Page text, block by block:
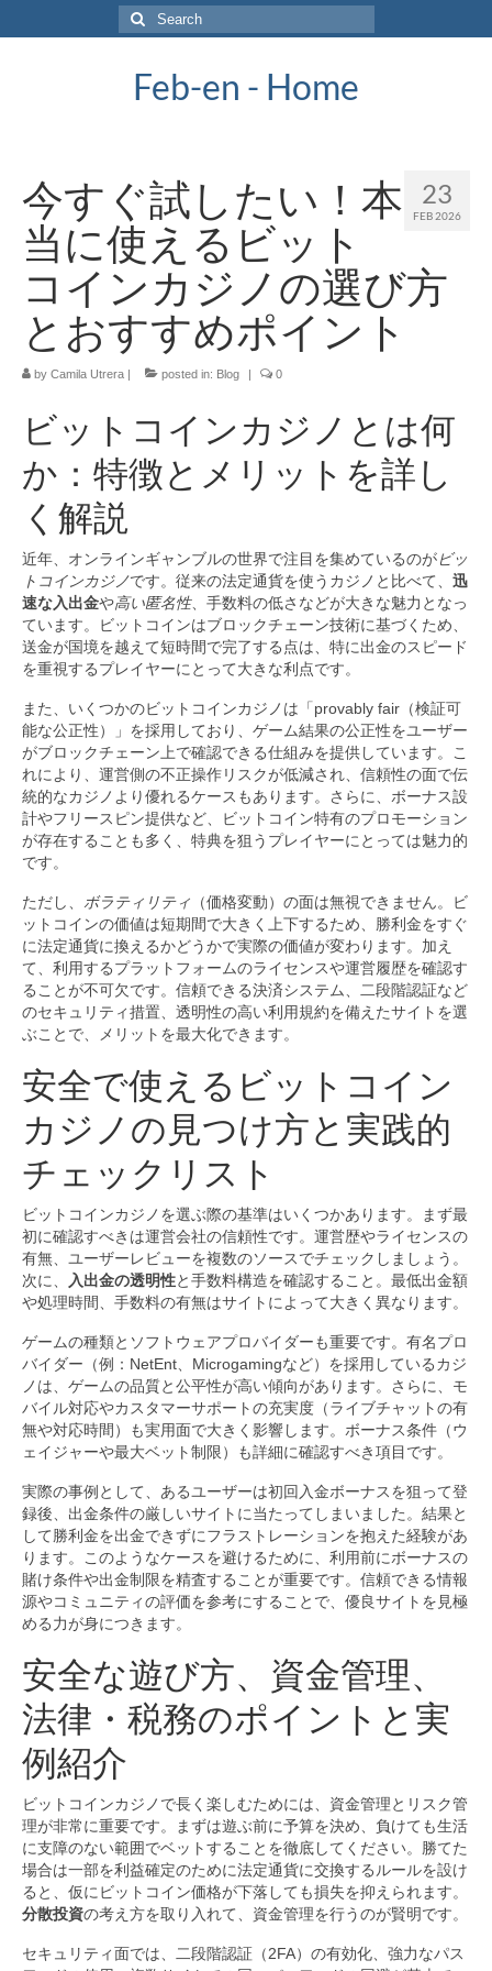
Search
for:
Feb-en - Home
23
FEB 2026
今すぐ試したい！本
当に使えるビット
コインカジノの選び方
とおすすめポイント
by Camila Utrera | posted in: Blog | 0
ビットコインカジノとは何
か：特徴とメリットを詳し
く解説
近年、オンラインギャンブルの世界で注目を集めているのがビッ
トコインカジノです。従来の法定通貨を使うカジノと比べて、 迅
速な入出金や高い匿名性、手数料の低さなどが大きな魅力となっ
ています。ビットコインはブロックチェーン技術に基づくため、
送金が国境を越えて短時間で完了する点は、特に出金のスピード
を重視するプレイヤーにとって大きな利点です。
また、いくつかのビットコインカジノは「provably fair（検証可
能な公正性）」を採用しており、ゲーム結果の公正性をユーザー
がブロックチェーン上で確認できる仕組みを提供しています。こ
れにより、運営側の不正操作リスクが低減され、信頼性の面で伝
統的なカジノより優れるケースもあります。さらに、ボーナス設
計やフリースピン提供など、ビットコイン特有のプロモーション
が存在することも多く、特典を狙うプレイヤーにとっては魅力的
です。
ただし、 ボラティリティ （価格変動）の面は無視できません。ビ
ットコインの価値は短期間で大きく上下するため、勝利金をすぐ
に法定通貨に換えるかどうかで実際の価値が変わります。加え
て、利用するプラットフォームのライセンスや運営履歴を確認す
ることが不可欠です。信頼できる決済システム、二段階認証など
のセキュリティ措置、透明性の高い利用規約を備えたサイトを選
ぶことで、メリットを最大化できます。
安全で使えるビットコイン
カジノの見つけ方と実践的
チェックリスト
ビットコインカジノを選ぶ際の基準はいくつかあります。まず最
初に確認すべきは運営会社の信頼性です。運営歴やライセンスの
有無、ユーザーレビューを複数のソースでチェックしましょう。
次に、 入出金の透明性と手数料構造を確認すること。最低出金額
や処理時間、手数料の有無はサイトによって大きく異なります。
ゲームの種類とソフトウェアプロバイダーも重要です。有名プロ
バイダー（例：NetEnt、Microgamingなど）を採用しているカジ
ノは、ゲームの品質と公平性が高い傾向があります。さらに、モ
バイル対応やカスタマーサポートの充実度（ライブチャットの有
無や対応時間）も実用面で大きく影響します。ボーナス条件（ウ
ェイジャーや最大ベット制限）も詳細に確認すべき項目です。
実際の事例として、あるユーザーは初回入金ボーナスを狙って登
録後、出金条件の厳しいサイトに当たってしまいました。結果と
して勝利金を出金できずにフラストレーションを抱えた経験があ
ります。このようなケースを避けるために、利用前にボーナスの
賭け条件や出金制限を精査することが重要です。信頼できる情報
源やコミュニティの評価を参考にすることで、優良サイトを見極
める力が身につきます。
安全な遊び方、資金管理、
法律・税務のポイントと実
例紹介
ビットコインカジノで長く楽しむためには、資金管理とリスク管
理が非常に重要です。まずは遊ぶ前に予算を決め、負けても生活
に支障のない範囲でベットすることを徹底してください。勝てた
場合は一部を利益確定のために法定通貨に交換するルールを設け
ると、仮にビットコイン価格が下落しても損失を抑えられます。
分散投資の考え方を取り入れて、資金管理を行うのが賢明です。
セキュリティ面では、二段階認証（2FA）の有効化、強力なパス